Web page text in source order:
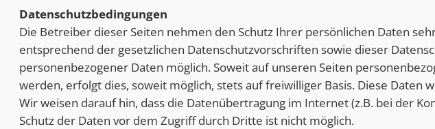
Datenschutzbedingungen
Die Betreiber dieser Seiten nehmen den Schutz Ihrer persönlichen Daten
entsprechend der gesetzlichen Datenschutzvorschriften sowie dieser
personenbezogener Daten möglich. Soweit auf unseren Seiten
werden, erfolgt dies, soweit möglich, stets auf freiwilliger Basis. Diese
Wir weisen darauf hin, dass die Datenübertragung im Internet (z.B. bei der
Schutz der Daten vor dem Zugriff durch Dritte ist nicht möglich.